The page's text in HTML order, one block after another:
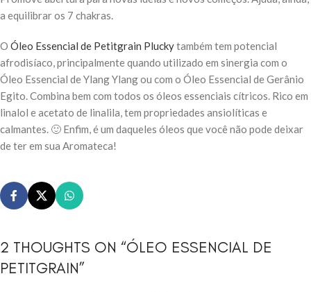
a equilibrar os 7 chakras.
O Óleo Essencial de Petitgrain Pluckytambém tem potencial
afrodisíaco, principalmente quando utilizado em sinergia com o
Óleo Essencial de Ylang Ylang ou com o Óleo Essencial de Gerânio
Egito. Combina bem com todos os óleos essenciais cítricos. Rico em
linalol e acetato de linalila, tem propriedades ansiolíticas e
calmantes. 🙂 Enfim, é um daqueles óleos que você não pode deixar
de ter em sua Aromateca!
2 THOUGHTS ON “ÓLEO ESSENCIAL DE
PETITGRAIN”